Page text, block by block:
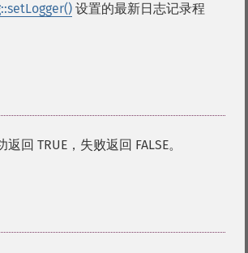
设置的最新日志记录程
回 TRUE，失败返回 FALSE。